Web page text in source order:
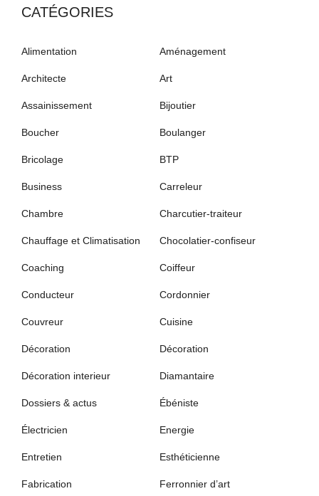
CATÉGORIES
Alimentation Aménagement
Architecte Art
Assainissement Bijoutier
Boucher Boulanger
Bricolage BTP
Business Carreleur
Chambre Charcutier-traiteur
Chauffage et Climatisation Chocolatier-confiseur
Coaching Coiffeur
Conducteur Cordonnier
Couvreur Cuisine
Décoration Décoration
Décoration interieur Diamantaire
Dossiers & actus Ébéniste
Électricien Energie
Entretien Esthéticienne
Fabrication Ferronnier d’art